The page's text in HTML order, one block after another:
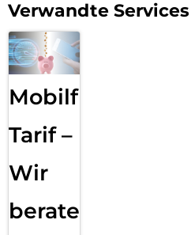
Verwandte Services
Mobilfunk
Tarif –
Wir
beraten